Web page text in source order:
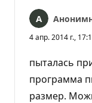
4 апр. 2014 г.,
пыталась
программа
размер.